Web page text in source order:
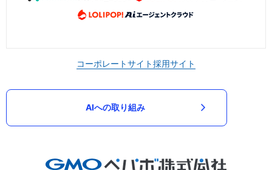
コーポレートサイト採用サイト
AIへの取り組み